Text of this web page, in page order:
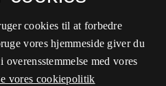
cookies til at forbedre
vores hjemmeside giver du
med vores
vores cookiepolitik